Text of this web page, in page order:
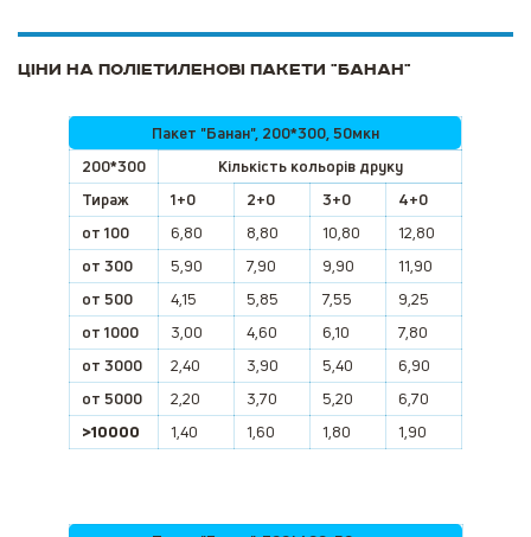
Ціни на поліетиленові пакети "БАНАН"
Пакет "Банан", 200*300, 50мкн
200*300
Кількість кольорів друку
Тираж
1+0 2+0 3+0
4+0
от 100
6,80 8,80 10,80
12,80
от 300
5,90 7,90 9,90
11,90
от 500
4,15 5,85 7,55
9,25
от 1000
3,00 4,60 6,10
7,80
от 3000
2,40 3,90 5,40
6,90
от 5000
2,20 3,70 5,20
6,70
>10000
1,40 1,60 1,80 1,90